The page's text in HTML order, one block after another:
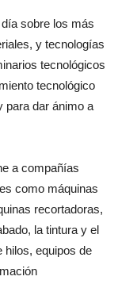
sobre los más
y tecnologías
tecnológicos
tecnológico
para dar ánimo a
a compañías
como máquinas
recortadoras,
la tintura y el
hilos, equipos de